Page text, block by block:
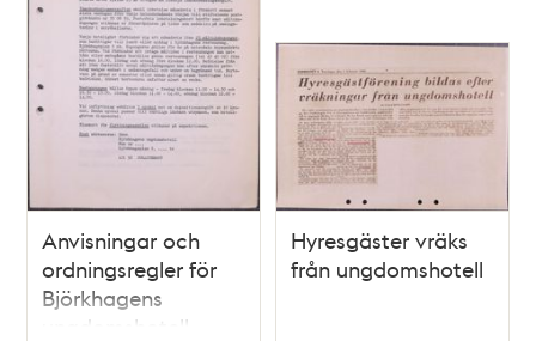
Anvisningar och
ordningsregler för
Björkhagens
ungdomshotell
Hyresgäster vräks
från ungdomshotell